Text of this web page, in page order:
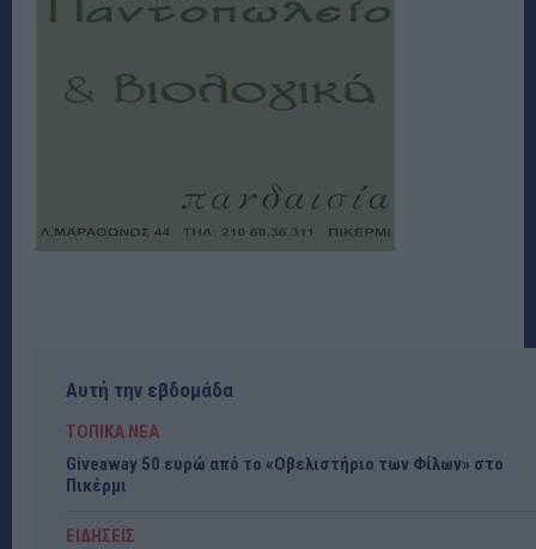
Αυτή την εβδομάδα
ΤΟΠΙΚΑ ΝΕΑ
Giveaway 50 ευρώ από το «Οβελιστήριο των Φίλων» στο
Πικέρμι
ΕΙΔΗΣΕΙΣ